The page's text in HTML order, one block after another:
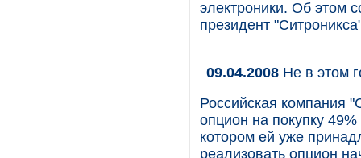
электроники. Об этом
президент
09.04.2008 Не в этом
Российская компания
опцион на покупку
котором ей уже
реализовать опцион